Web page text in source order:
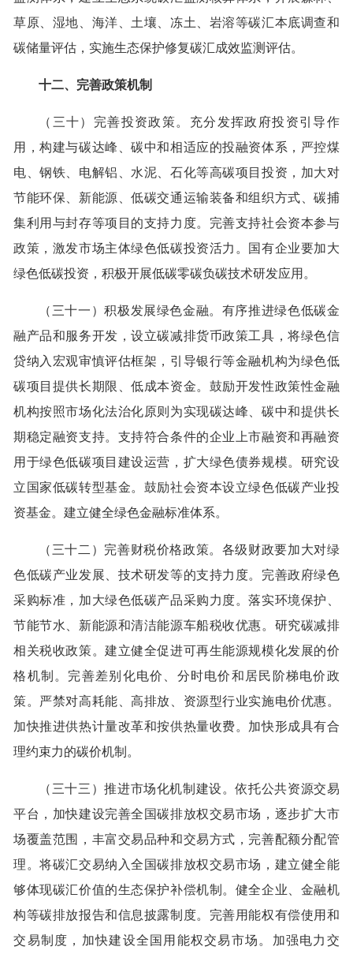
草原、湿地、海洋、土壤、冻土、岩溶等碳汇本底调查和
碳储量评估，实施生态保护修复碳汇成效监测评估。
十二、完善政策机制
（三十）完善投资政策。充分发挥政府投资引导作
用，构建与碳达峰、碳中和相适应的投融资体系，严控煤
电、钢铁、电解铝、水泥、石化等高碳项目投资，加大对
节能环保、新能源、低碳交通运输装备和组织方式、碳捕
集利用与封存等项目的支持力度。完善支持社会资本参与
政策，激发市场主体绿色低碳投资活力。国有企业要加大
绿色低碳投资，积极开展低碳零碳负碳技术研发应用。
（三十一）积极发展绿色金融。有序推进绿色低碳金
融产品和服务开发，设立碳减排货币政策工具，将绿色信
贷纳入宏观审慎评估框架，引导银行等金融机构为绿色低
碳项目提供长期限、低成本资金。鼓励开发性政策性金融
机构按照市场化法治化原则为实现碳达峰、碳中和提供长
期稳定融资支持。支持符合条件的企业上市融资和再融资
用于绿色低碳项目建设运营，扩大绿色债券规模。研究设
立国家低碳转型基金。鼓励社会资本设立绿色低碳产业投
资基金。建立健全绿色金融标准体系。
（三十二）完善财税价格政策。各级财政要加大对绿
色低碳产业发展、技术研发等的支持力度。完善政府绿色
采购标准，加大绿色低碳产品采购力度。落实环境保护、
节能节水、新能源和清洁能源车船税收优惠。研究碳减排
相关税收政策。建立健全促进可再生能源规模化发展的价
格机制。完善差别化电价、分时电价和居民阶梯电价政
策。严禁对高耗能、高排放、资源型行业实施电价优惠。
加快推进供热计量改革和按供热量收费。加快形成具有合
理约束力的碳价机制。
（三十三）推进市场化机制建设。依托公共资源交易
平台，加快建设完善全国碳排放权交易市场，逐步扩大市
场覆盖范围，丰富交易品种和交易方式，完善配额分配管
理。将碳汇交易纳入全国碳排放权交易市场，建立健全能
够体现碳汇价值的生态保护补偿机制。健全企业、金融机
构等碳排放报告和信息披露制度。完善用能权有偿使用和
交易制度，加快建设全国用能权交易市场。加强电力交